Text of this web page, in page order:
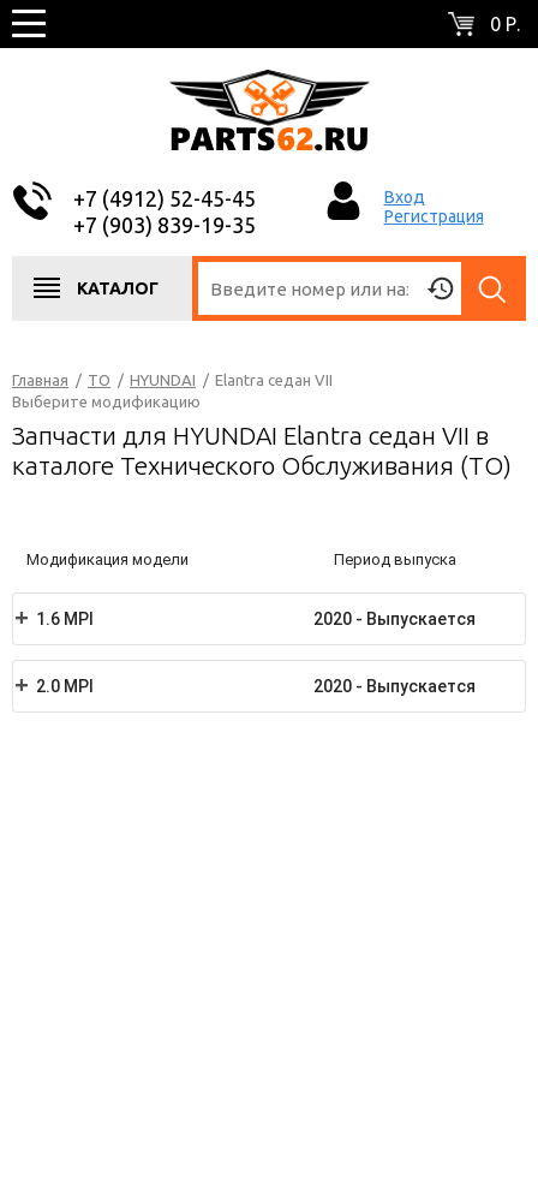
0 Р.
+7 (4912) 52-45-45
+7 (903) 839-19-35
Вход
Регистрация
КАТАЛОГ
Главная / ТО / HYUNDAI / Elantra седан VII
Выберите модификацию
Запчасти для HYUNDAI Elantra седан VII в
каталоге Технического Обслуживания (ТО)
Модификация модели Период выпуска
1.6 MPI 2020 - Выпускается
2.0 MPI 2020 - Выпускается